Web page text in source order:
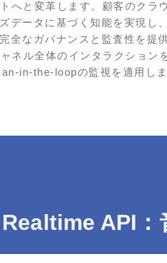
へと変革します。顧客のクラ
データに基づく知能を実現し
全なガバナンスと監査性を提
ネル全体のインタラクション
の監視を適用しま
Realtime API：